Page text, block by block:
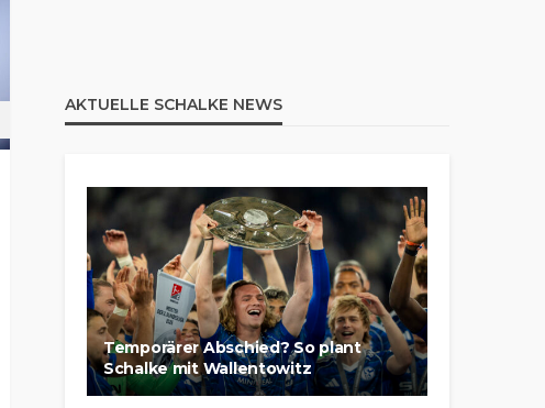
AKTUELLE SCHALKE NEWS
Temporärer Abschied? So plant
Schalke mit Wallentowitz